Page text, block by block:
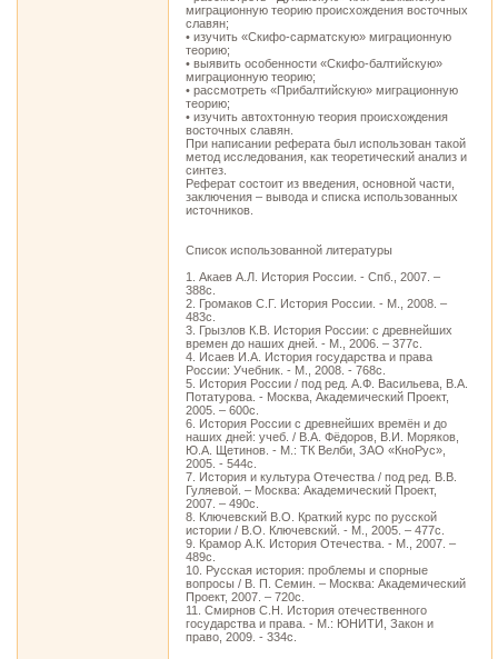
миграционную теорию происхождения восточных
славян;
• изучить «Скифо-сарматскую» миграционную
теорию;
• выявить особенности «Скифо-балтийскую»
миграционную теорию;
• рассмотреть «Прибалтийскую» миграционную
теорию;
• изучить автохтонную теория происхождения
восточных славян.
При написании реферата был использован такой
метод исследования, как теоретический анализ и
синтез.
Реферат состоит из введения, основной части,
заключения – вывода и списка использованных
источников.
Список использованной литературы
1. Акаев А.Л. История России. - Спб., 2007. –
388c.
2. Громаков С.Г. История России. - М., 2008. –
483с.
3. Грызлов К.В. История России: с древнейших
времен до наших дней. - М., 2006. – 377с.
4. Исаев И.А. История государства и права
России: Учебник. - М., 2008. - 768с.
5. История России / под ред. А.Ф. Васильева, В.А.
Потатурова. - Москва, Академический Проект,
2005. – 600с.
6. История России с древнейших времён и до
наших дней: учеб. / В.А. Фёдоров, В.И. Моряков,
Ю.А. Щетинов. - М.: ТК Велби, ЗАО «КноРус»,
2005. - 544с.
7. История и культура Отечества / под ред. В.В.
Гуляевой. – Москва: Академический Проект,
2007. – 490с.
8. Ключевский В.О. Краткий курс по русской
истории / В.О. Ключевский. - М., 2005. – 477с.
9. Крамор А.К. История Отечества. - М., 2007. –
489с.
10. Русская история: проблемы и спорные
вопросы / В. П. Семин. – Москва: Академический
Проект, 2007. – 720с.
11. Смирнов С.Н. История отечественного
государства и права. - М.: ЮНИТИ, Закон и
право, 2009. - 334с.